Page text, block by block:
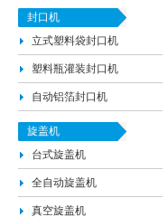
封口机
立式塑料袋封口机
塑料瓶灌装封口机
自动铝箔封口机
旋盖机
台式旋盖机
全自动旋盖机
真空旋盖机